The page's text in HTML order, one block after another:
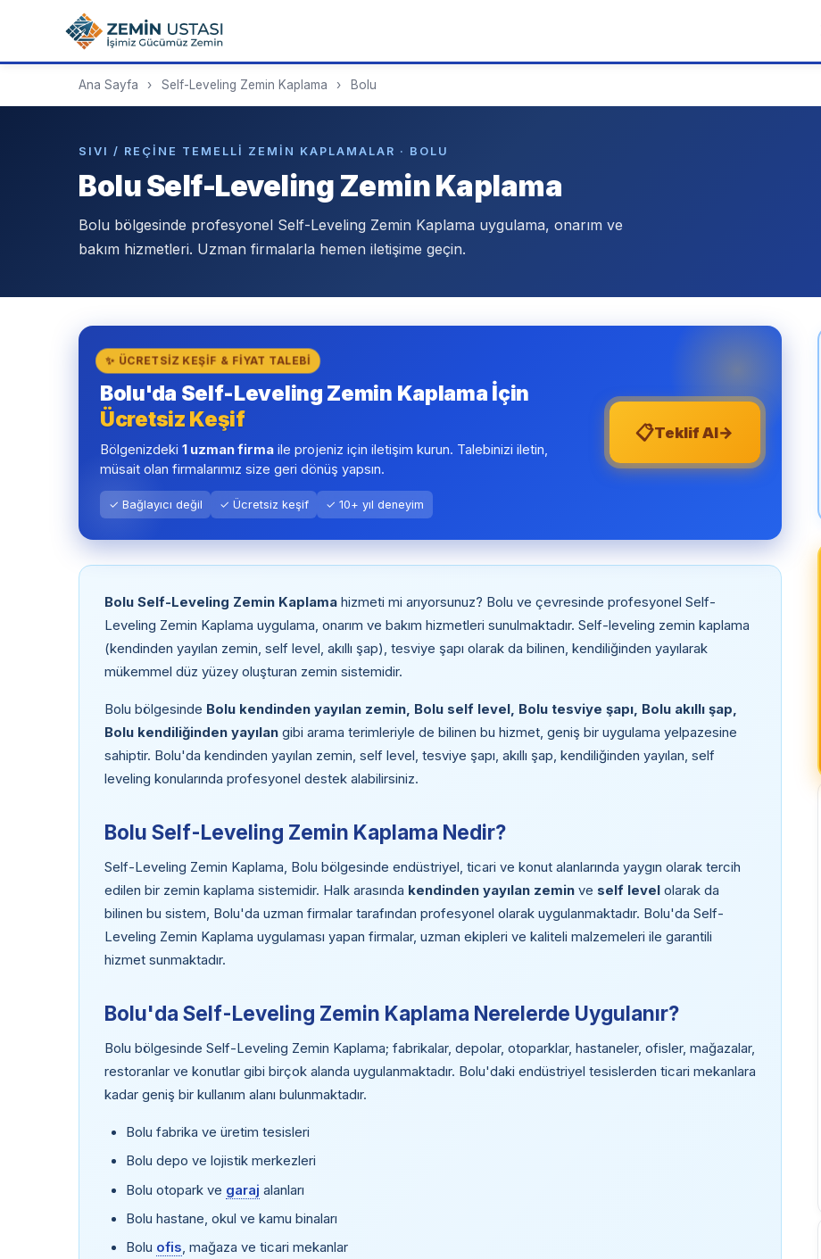
Ana Sayfa › Self-Leveling Zemin Kaplama › Bolu
SIVI / REÇINE TEMELLI ZEMIN KAPLAMALAR · BOLU
Bolu Self-Leveling Zemin Kaplama
Bolu bölgesinde profesyonel Self-Leveling Zemin Kaplama uygulama, onarım ve
bakım hizmetleri. Uzman firmalarla hemen iletişime geçin.
✨ ÜCRETSIZ KEŞIF & FIYAT TALEBI
Bolu'da Self-Leveling Zemin Kaplama İçin
Ücretsiz Keşif
Bölgenizdeki 1 uzman firma ile projeniz için iletişim kurun. Talebinizi iletin,
müsait olan firmalarımız size geri dönüş yapsın.
✓ Bağlayıcı değil ✓ Ücretsiz keşif ✓ 10+ yıl deneyim
📋Teklif Al→
Bolu Self-Leveling Zemin Kaplama hizmeti mi arıyorsunuz? Bolu ve çevresinde profesyonel Self-
Leveling Zemin Kaplama uygulama, onarım ve bakım hizmetleri sunulmaktadır. Self-leveling zemin kaplama
(kendinden yayılan zemin, self level, akıllı şap), tesviye şapı olarak da bilinen, kendiliğinden yayılarak
mükemmel düz yüzey oluşturan zemin sistemidir.
Bolu bölgesinde Bolu kendinden yayılan zemin, Bolu self level, Bolu tesviye şapı, Bolu akıllı şap,
Bolu kendiliğinden yayılan gibi arama terimleriyle de bilinen bu hizmet, geniş bir uygulama yelpazesine
sahiptir. Bolu'da kendinden yayılan zemin, self level, tesviye şapı, akıllı şap, kendiliğinden yayılan, self
leveling konularında profesyonel destek alabilirsiniz.
Bolu Self-Leveling Zemin Kaplama Nedir?
Self-Leveling Zemin Kaplama, Bolu bölgesinde endüstriyel, ticari ve konut alanlarında yaygın olarak tercih
edilen bir zemin kaplama sistemidir. Halk arasında kendinden yayılan zemin ve self level olarak da
bilinen bu sistem, Bolu'da uzman firmalar tarafından profesyonel olarak uygulanmaktadır. Bolu'da Self-
Leveling Zemin Kaplama uygulaması yapan firmalar, uzman ekipleri ve kaliteli malzemeleri ile garantili
hizmet sunmaktadır.
Bolu'da Self-Leveling Zemin Kaplama Nerelerde Uygulanır?
Bolu bölgesinde Self-Leveling Zemin Kaplama; fabrikalar, depolar, otoparklar, hastaneler, ofisler, mağazalar,
restoranlar ve konutlar gibi birçok alanda uygulanmaktadır. Bolu'daki endüstriyel tesislerden ticari mekanlara
kadar geniş bir kullanım alanı bulunmaktadır.
Bolu fabrika ve üretim tesisleri
Bolu depo ve lojistik merkezleri
Bolu otopark ve garaj alanları
Bolu hastane, okul ve kamu binaları
Bolu ofis, mağaza ve ticari mekanlar